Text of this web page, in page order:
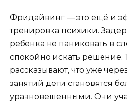
Фридайвинг — это ещё и
тренировка психики.
ребёнка не паниковать в
спокойно искать решение.
рассказывают, что уже
занятий дети становятся
уравновешенными. Они